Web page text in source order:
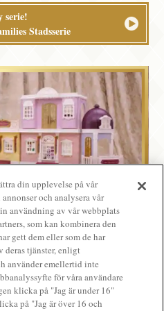
serie!
Stadsserie
och ha kul!
Stadsserie
din upplevelse på vår
och analysera vår
användning av vår webbplats
som kan kombinera den
gett dem eller som de har
deras tjänster, enligt
använder emellertid inte
för våra användare
klicka på "Jag är under 16"
på "Jag är över 16 och